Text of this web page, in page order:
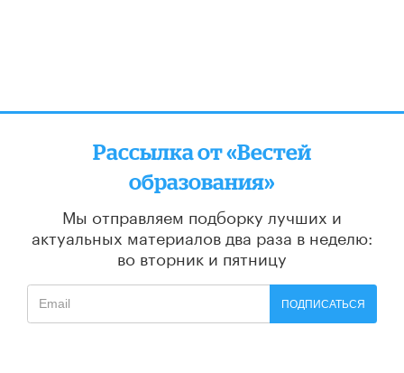
Рассылка от «Вестей
образования»
Мы отправляем подборку лучших и
актуальных материалов два раза в неделю:
во вторник и пятницу
ПОДПИСАТЬСЯ